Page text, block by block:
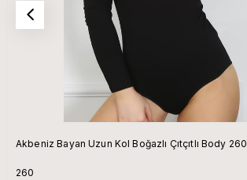
Akbeniz Bayan Uzun Kol Boğazlı Çıtçıtlı Body 260
260